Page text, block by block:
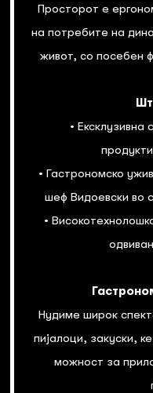
Просторот е
на потребите на
живот, со посебен
•
• Гастрономско
шеф Видоевски во
•
Нудиме широк
пијалоци, закуски,
можност за